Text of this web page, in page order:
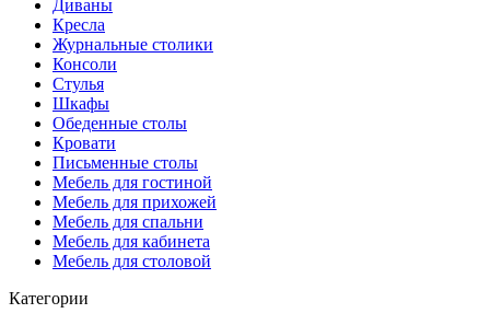
Диваны
Кресла
Журнальные столики
Консоли
Стулья
Шкафы
Обеденные столы
Кровати
Письменные столы
Мебель для гостиной
Мебель для прихожей
Мебель для спальни
Мебель для кабинета
Мебель для столовой
Категории